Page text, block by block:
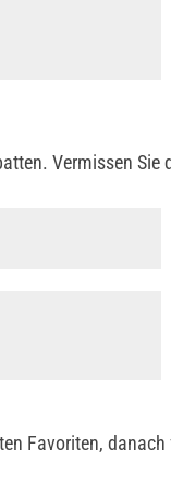
Vermissen Sie
Favoriten, danach